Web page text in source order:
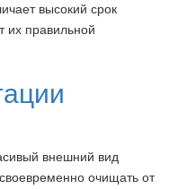
высокий срок
их правильной
внешний вид
очищать от